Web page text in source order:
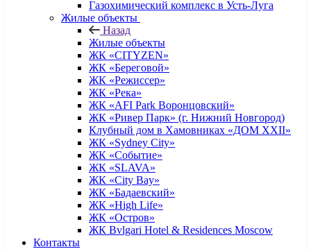
Газохимический комплекс в Усть-Луга
Жилые объекты
Назад
Жилые объекты
ЖК «CITYZEN»
ЖК «Береговой»
ЖК «Режиссер»
ЖК «Река»
ЖК «AFI Park Воронцовский»
ЖК «Ривер Парк» (г. Нижний Новгород)
Клубный дом в Хамовниках «ДОМ XXII»
ЖК «Sydney City»
ЖК «Событие»
ЖК «SLAVA»
ЖК «City Bay»
ЖК «Бадаевский»
ЖК «High Life»
ЖК «Остров»
ЖК Bvlgari Hotel & Residences Moscow
Контакты